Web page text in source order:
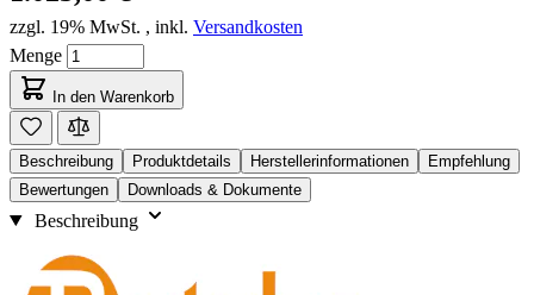
zzgl. 19% MwSt. , inkl. Versandkosten
Menge
In den Warenkorb
Beschreibung Produktdetails Herstellerinformationen
Empfehlung
Bewertungen
Downloads & Dokumente
Beschreibung